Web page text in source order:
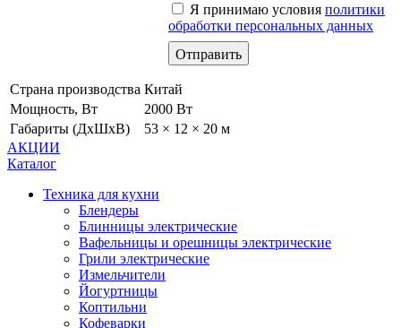
Я принимаю условия политики
обработки персональных данных
Страна производства Китай
Мощность, Вт
2000 Вт
Габариты (ДхШхВ)
53 × 12 × 20 м
АКЦИИ
Каталог
Техника для кухни
Блендеры
Блинницы электрические
Вафельницы и орешницы электрические
Грили электрические
Измельчители
Йогуртницы
Коптильни
Кофеварки